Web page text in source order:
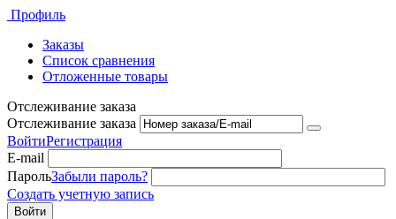
Профиль
Заказы
Список сравнения
Отложенные товары
Отслеживание заказа
Отслеживание заказа
ВойтиРегистрация
E-mail
ПарольЗабыли пароль?
Создать учетную запись
Войти